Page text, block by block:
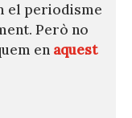
el periodisme
Però no
en aquest